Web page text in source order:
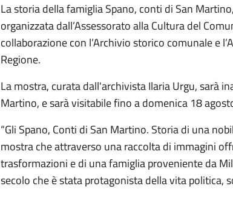
La storia della famiglia Spano, conti di San
organizzata dall’Assessorato alla Cultura del
collaborazione con l’Archivio storico comunale e
Regione.
La mostra, curata dall'archivista Ilaria Urgu, sarà
Martino, e sarà visitabile fino a domenica 18
“Gli Spano, Conti di San Martino. Storia di una
mostra che attraverso una raccolta di immagini
trasformazioni e di una famiglia proveniente da
secolo che è stata protagonista della vita politica,